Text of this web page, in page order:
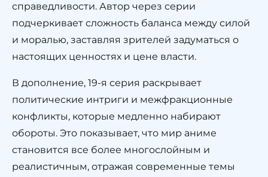
справедливости. Автор через серии
подчеркивает сложность баланса между силой
и моралью, заставляя зрителей задуматься о
настоящих ценностях и цене власти.
В дополнение, 19-я серия раскрывает
политические интриги и межфракционные
конфликты, которые медленно набирают
обороты. Это показывает, что мир аниме
становится все более многослойным и
реалистичным, отражая современные темы